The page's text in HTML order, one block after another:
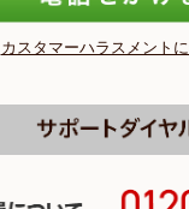
カスタマーハラスメント